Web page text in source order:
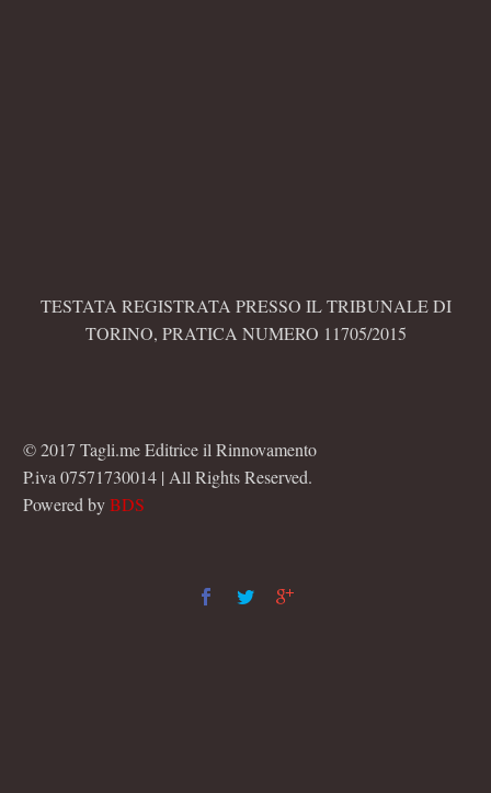
TESTATA REGISTRATA PRESSO IL TRIBUNALE DI
TORINO, PRATICA NUMERO 11705/2015
© 2017 Tagli.me Editrice il Rinnovamento
P.iva 07571730014 | All Rights Reserved.
Powered byBDS